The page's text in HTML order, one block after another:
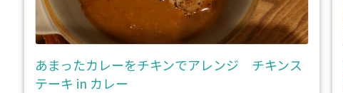
あまったカレーをチキンでアレンジ チキンス
テーキ in カレー